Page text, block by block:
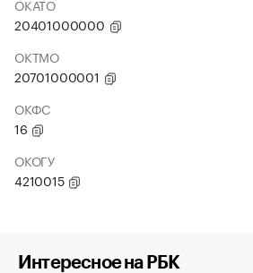
ОКАТО
20401000000
ОКТМО
20701000001
ОКФС
16
ОКОГУ
4210015
Интересное на РБК